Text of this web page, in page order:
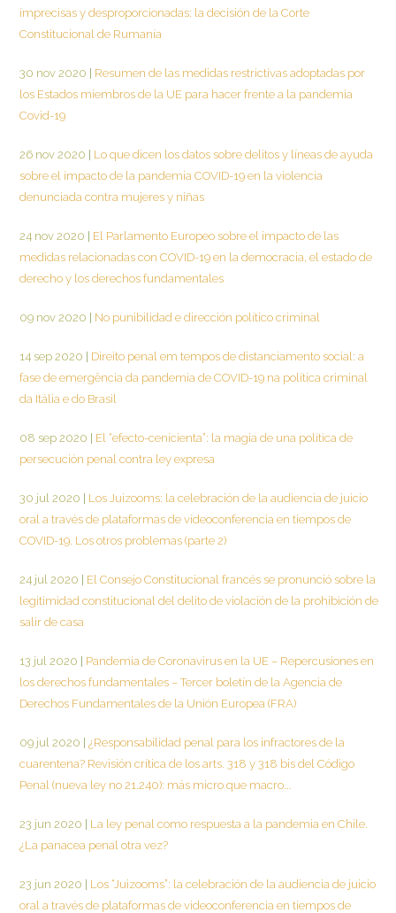
imprecisas y desproporcionadas: la decisión de la Corte
Constitucional de Rumanía
30 nov 2020
Resumen de las medidas restrictivas adoptadas por
los Estados miembros de la UE para hacer frente a la pandemia
Covid-19
26 nov 2020
Lo que dicen los datos sobre delitos y líneas de ayuda
sobre el impacto de la pandemia COVID-19 en la violencia
denunciada contra mujeres y niñas
24 nov 2020
El Parlamento Europeo sobre el impacto de las
medidas relacionadas con COVID-19 en la democracia, el estado de
derecho y los derechos fundamentales
09 nov 2020 No punibilidad e dirección político criminal
14 sep 2020
Direito penal em tempos de distanciamento social: a
fase de emergência da pandemia de COVID-19 na política criminal
da Itália e do Brasil
08 sep 2020
El “efecto-cenicienta”: la magia de una política de
persecución penal contra ley expresa
30 jul 2020
Los Juizooms: la celebración de la audiencia de juicio
oral a través de plataformas de videoconferencia en tiempos de
COVID-19. Los otros problemas (parte 2)
24 jul 2020
El Consejo Constitucional francés se pronunció sobre la
legitimidad constitucional del delito de violación de la prohibición de
salir de casa
13 jul 2020
Pandemia de Coronavirus en la UE – Repercusiones en
los derechos fundamentales – Tercer boletín de la Agencia de
Derechos Fundamentales de la Unión Europea (FRA)
09 jul 2020
¿Responsabilidad penal para los infractores de la
cuarentena? Revisión crítica de los arts. 318 y 318 bis del Código
Penal (nueva ley no 21.240): más micro que macro...
23 jun 2020
La ley penal como respuesta a la pandemia en Chile.
¿La panacea penal otra vez?
23 jun 2020
Los “Juizooms”: la celebración de la audiencia de juicio
oral a través de plataformas de videoconferencia en tiempos de